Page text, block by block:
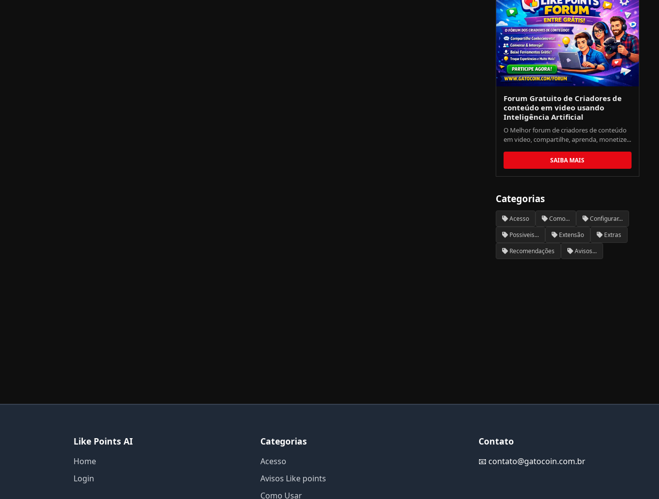
Forum Gratuito de Criadores de
conteúdo em video usando
Inteligência Artificial
O Melhor forum de criadores de conteúdo
em video, compartilhe, aprenda, monetize...
SAIBA MAIS
Categorias
Acesso Como...
Configurar...
Possiveis...
Extensão
Extras
Recomendações
Avisos...
Like Points AI
Home
Login
Categorias
Acesso
Avisos Like points
Como Usar
Contato
📧 contato@gatocoin.com.br